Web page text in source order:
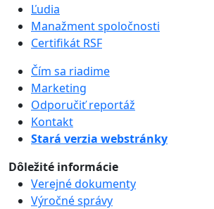
Ľudia
Manažment spoločnosti
Certifikát RSF
Čím sa riadime
Marketing
Odporučiť reportáž
Kontakt
Stará verzia webstránky
Dôležité informácie
Verejné dokumenty
Výročné správy